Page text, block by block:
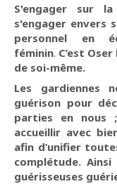
S'engager sur
s'engager envers
personnel en
féminin. C’est
de soi-même.
Les gardiennes
guérison pour
parties en nous
accueillir avec
afin d’unifier
complétude.
guérisseuses